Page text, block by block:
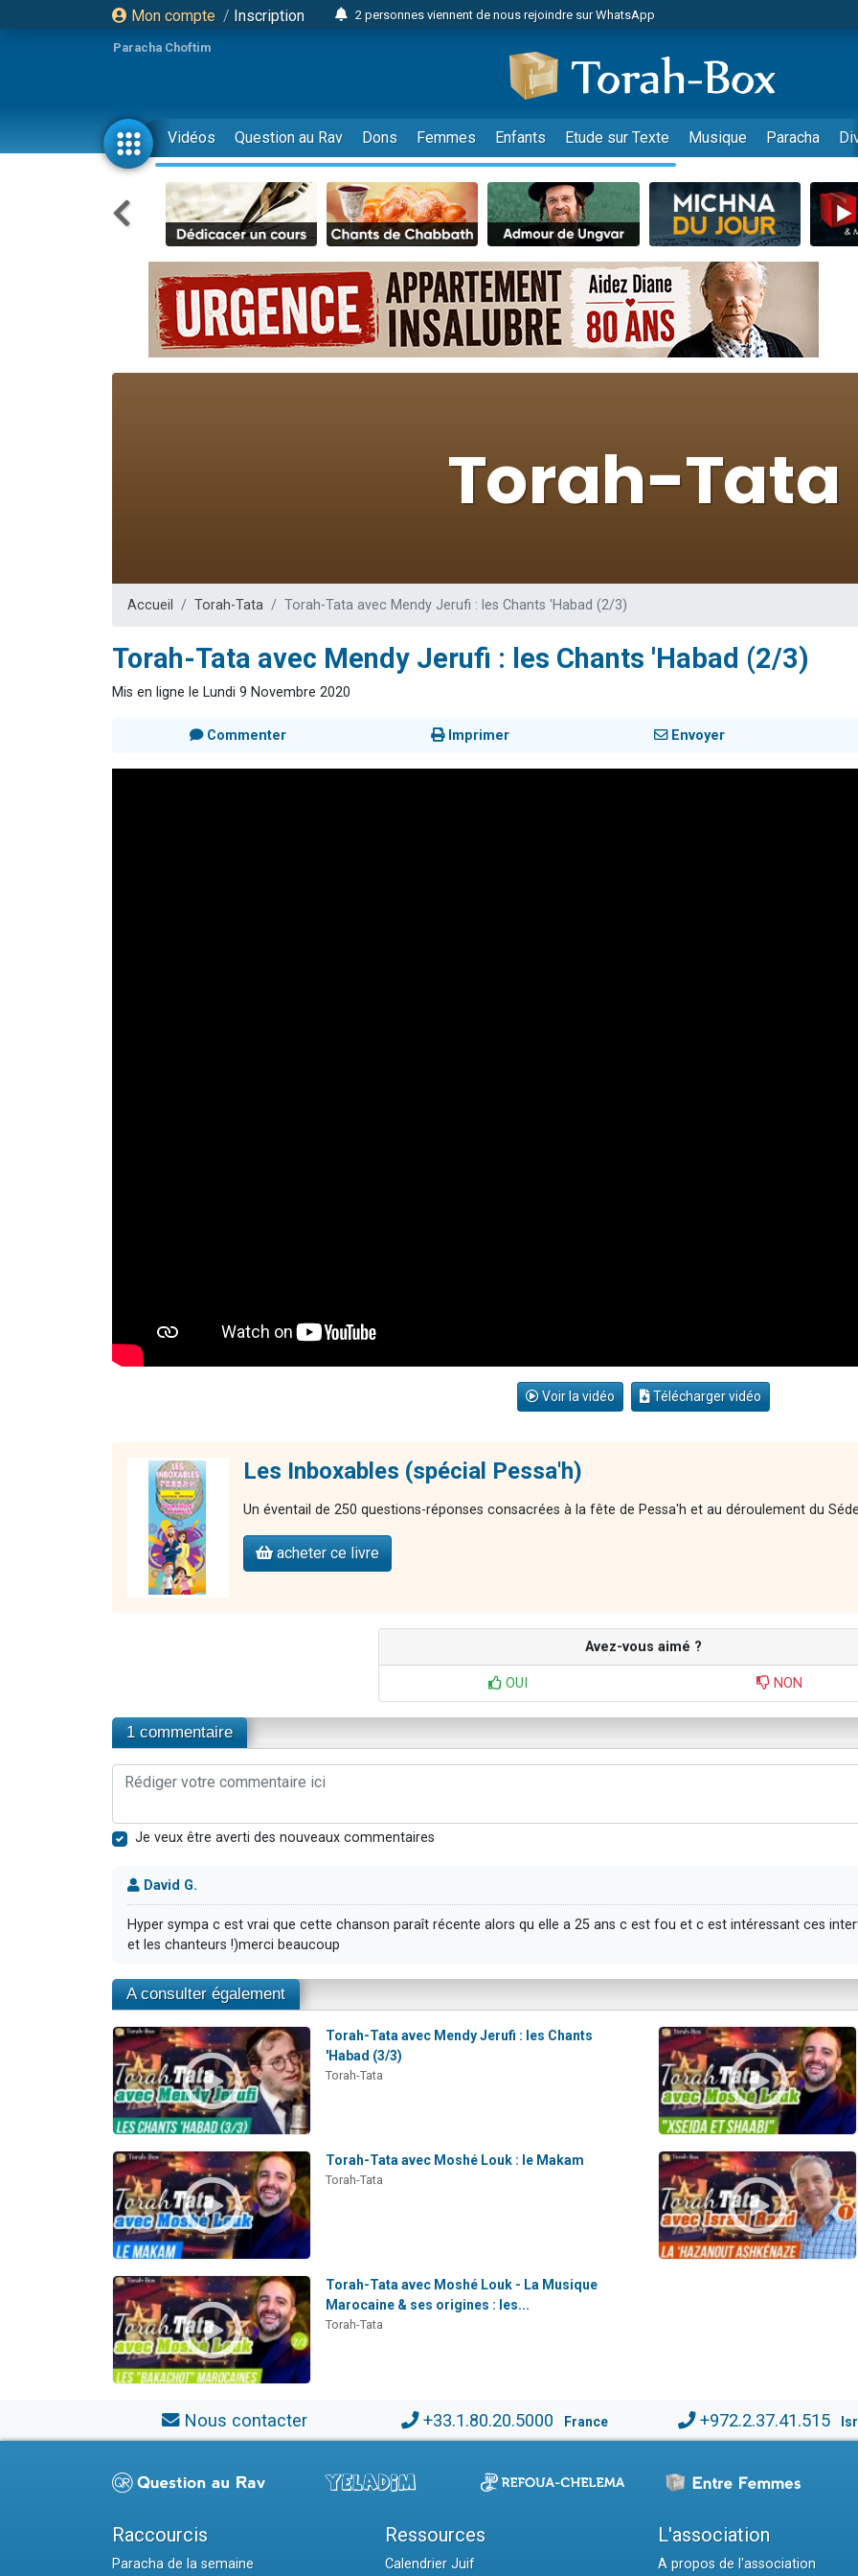
Mon compte / Inscription
2 personnes viennent de nous rejoindre sur WhatsApp
3 personnes viennent de faire un don pour Événements Torah-Box
2 personnes viennent de faire un don pour Tsédaka : pauvres d'Israel
3 personnes viennent de nous rejoindre sur WhatsApp
11 personnes viennent de demander une bénédiction
3 personnes viennent de faire un don pour Diane, 80 ans, dans un appartement
Il reste 49 places pour étudier en groupe sur Zoom
2 personnes viennent de nous rejoindre sur WhatsApp
29 personnes viennent de demander une bénédiction
Il reste 49 places pour étudier en groupe sur Zoom
2 personnes viennent de nous rejoindre sur WhatsApp
6 personnes viennent de nous rejoindre sur WhatsApp
4 personnes viennent de nous rejoindre sur WhatsApp
Il reste 49 places pour étudier en groupe sur Zoom
Paracha Choftim
Vidéos Question au Rav Dons Femmes Enfants Etude sur Texte Musique Paracha
Accueil Torah-Tata Torah-Tata avec Mendy Jerufi : les Chants 'Habad (2/3)
Torah-Tata avec Mendy Jerufi : les Chants 'Habad (2/3)
Mis en ligne le Lundi 9 Novembre 2020
Commenter Imprimer Envoyer
Voir la vidéo Télécharger vidéo
Les Inboxables (spécial Pessa'h)
Un éventail de 250 questions-réponses consacrées à la fête de Pessa'h et au déroulement du
acheter ce livre
Avez-vous aimé ?
OUI NON
1 commentaire
Je veux être averti des nouveaux commentaires
David G.
Hyper sympa c est vrai que cette chanson paraît récente alors qu elle a 25 ans c est fou et c est intéressant ces
et les chanteurs !)merci beaucoup
A consulter également
Torah-Tata avec Mendy Jerufi : les Chants
'Habad (3/3)
Torah-Tata
Torah-Tata avec Moshé Louk : le Makam
Torah-Tata
Torah-Tata avec Moshé Louk - La Musique
Marocaine & ses origines : les...
Torah-Tata
Nous contacter +33.1.80.20.5000 France +972.2.37.41.515
Raccourcis
Paracha de la semaine
Ressources
Calendrier Juif
L'association
A propos de l'association